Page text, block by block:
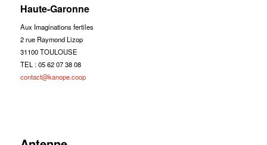
Haute-Garonne
Aux Imaginations fertiles
2 rue Raymond Lizop
31100 TOULOUSE
TEL : 05 62 07 38 08
contact@kanope.coop